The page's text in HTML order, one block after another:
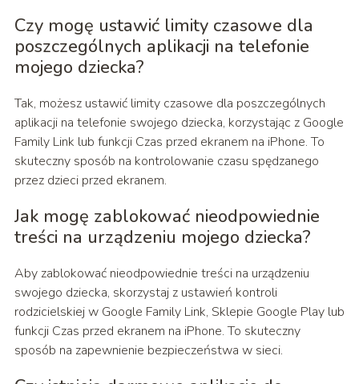
Czy mogę ustawić limity czasowe dla
poszczególnych aplikacji na telefonie
mojego dziecka?
Tak, możesz ustawić limity czasowe dla poszczególnych
aplikacji na telefonie swojego dziecka, korzystając z Google
Family Link lub funkcji Czas przed ekranem na iPhone. To
skuteczny sposób na kontrolowanie czasu spędzanego
przez dzieci przed ekranem.
Jak mogę zablokować nieodpowiednie
treści na urządzeniu mojego dziecka?
Aby zablokować nieodpowiednie treści na urządzeniu
swojego dziecka, skorzystaj z ustawień kontroli
rodzicielskiej w Google Family Link, Sklepie Google Play lub
funkcji Czas przed ekranem na iPhone. To skuteczny
sposób na zapewnienie bezpieczeństwa w sieci.